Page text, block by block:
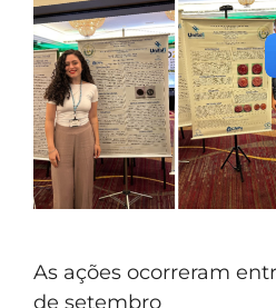
As ações ocorreram
de setembro